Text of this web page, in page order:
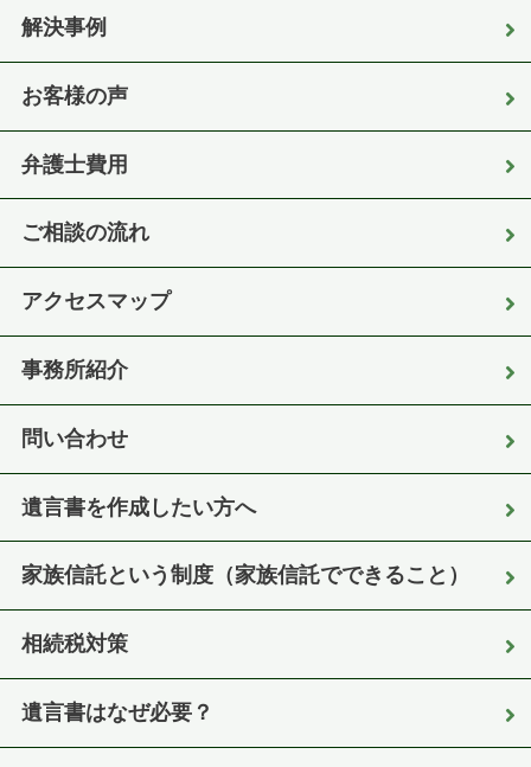
解決事例
お客様の声
弁護士費用
ご相談の流れ
アクセスマップ
事務所紹介
問い合わせ
遺言書を作成したい方へ
家族信託という制度（家族信託でできること）
相続税対策
遺言書はなぜ必要？